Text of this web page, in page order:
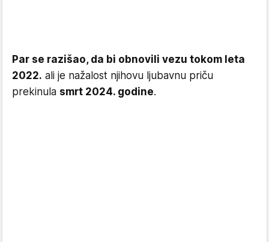
Par se razišao, da bi obnovili vezu tokom leta
2022. ali je nažalost njihovu ljubavnu priču
prekinula smrt 2024. godine.